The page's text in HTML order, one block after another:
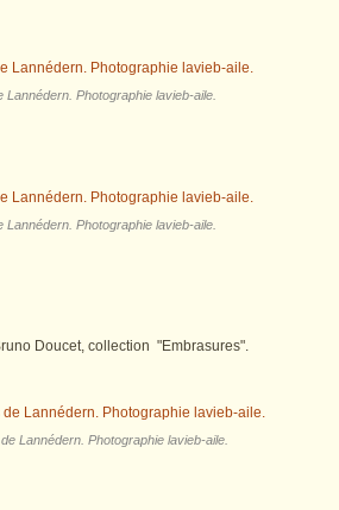
Photographie lavieb-aile.
Photographie lavieb-aile.
Doucet, collection "Embrasures".
Lannédern. Photographie lavieb-aile.